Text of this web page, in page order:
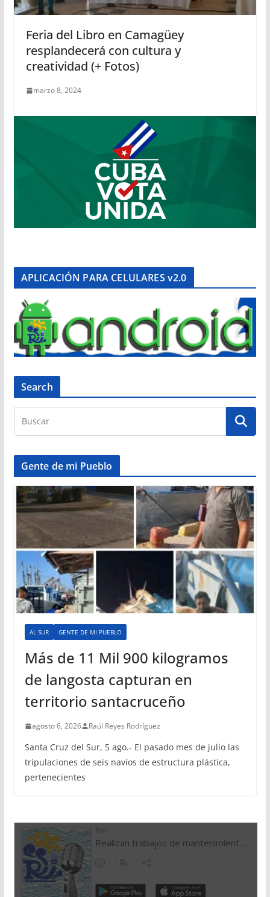
Feria del Libro en Camagüey
resplandecerá con cultura y
creatividad (+ Fotos)
marzo 8, 2024
APLICACIÓN PARA CELULARES v2.0
Search
Gente de mi Pueblo
AL SUR GENTE DE MI PUEBLO
Más de 11 Mil 900 kilogramos
de langosta capturan en
territorio santacruceño
agosto 6, 2026 Raúl Reyes Rodríguez
Santa Cruz del Sur, 5 ago.- El pasado mes de julio las
tripulaciones de seis navíos de estructura plástica,
pertenecientes